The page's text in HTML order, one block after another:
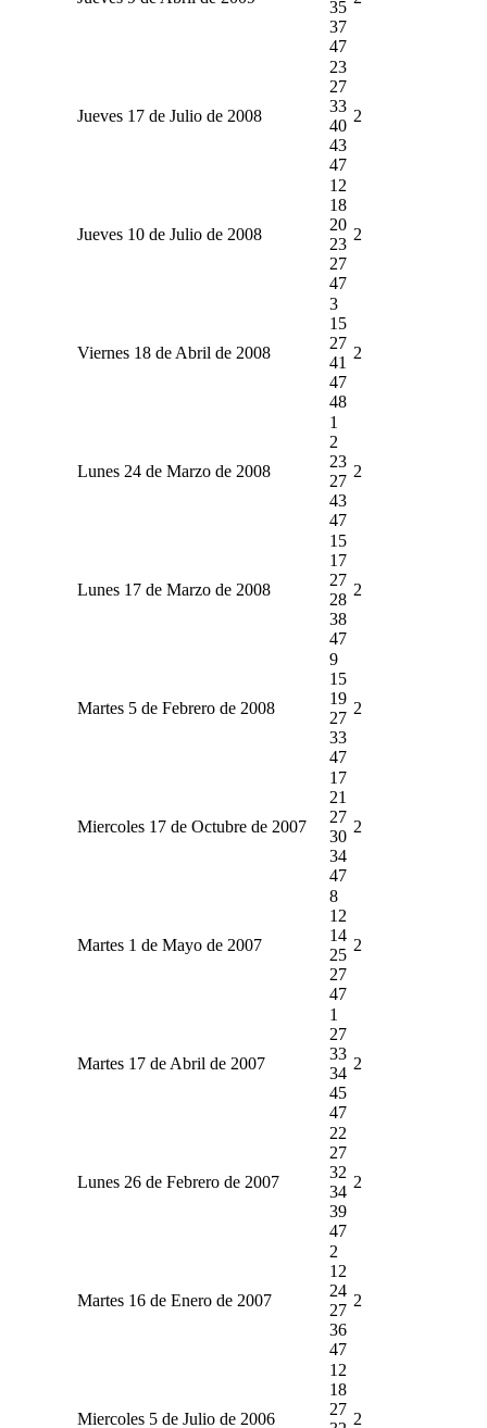
35
37
47
Jueves 17 de Julio de 2008
23
27
33
40
43
47
2
Jueves 10 de Julio de 2008
12
18
20
23
27
47
2
Viernes 18 de Abril de 2008
3
15
27
41
47
48
2
Lunes 24 de Marzo de 2008
1
2
23
27
43
47
2
Lunes 17 de Marzo de 2008
15
17
27
28
38
47
2
Martes 5 de Febrero de 2008
9
15
19
27
33
47
2
Miercoles 17 de Octubre de 2007
17
21
27
30
34
47
2
Martes 1 de Mayo de 2007
8
12
14
25
27
47
2
Martes 17 de Abril de 2007
1
27
33
34
45
47
2
Lunes 26 de Febrero de 2007
22
27
32
34
39
47
2
Martes 16 de Enero de 2007
2
12
24
27
36
47
2
Miercoles 5 de Julio de 2006
12
18
27
2